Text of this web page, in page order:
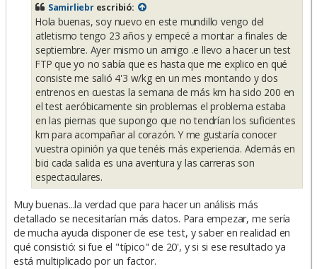
Samirliebrescribió:
Hola buenas, soy nuevo en este mundillo vengo del
atletismo tengo 23 años y empecé a montar a finales de
septiembre. Ayer mismo un amigo .e llevo a hacer un test
FTP que yo no sabía que es hasta que me explico en qué
consiste me salió 4'3 w/kg en un mes montando y dos
entrenos en cuestas la semana de más km ha sido 200 en
el test aeróbicamente sin problemas el problema estaba
en las piernas que supongo que no tendrían los suficientes
km para acompañar al corazón. Y me gustaría conocer
vuestra opinión ya que tenéis más experiencia. Además en
bici cada salida es una aventura y las carreras son
espectaculares.
Muy buenas...la verdad que para hacer un análisis más
detallado se necesitarían más datos. Para empezar, me sería
de mucha ayuda disponer de ese test, y saber en realidad en
qué consistió: si fue el "típico" de 20', y si si ese resultado ya
está multiplicado por un factor.